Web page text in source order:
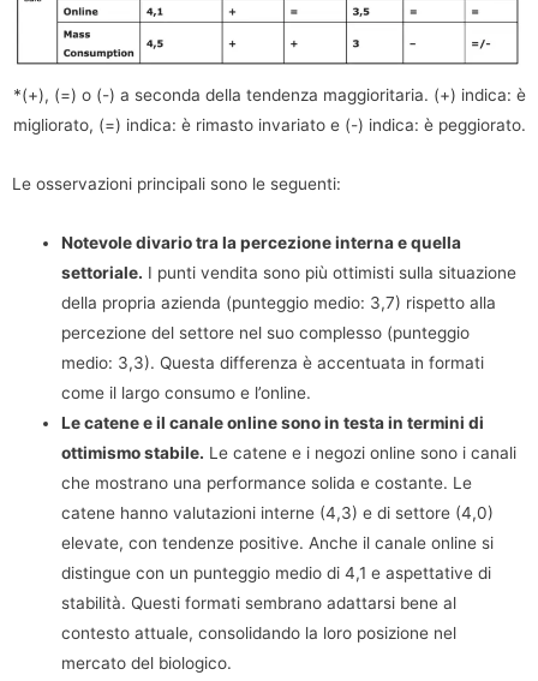
*(+), (=) o (-) a seconda della tendenza maggioritaria. (+) indica: è
migliorato, (=) indica: è rimasto invariato e (-) indica: è peggiorato.
Le osservazioni principali sono le seguenti:
Notevole divario tra la percezione interna e quella
settoriale. I punti vendita sono più ottimisti sulla situazione
della propria azienda (punteggio medio: 3,7) rispetto alla
percezione del settore nel suo complesso (punteggio
medio: 3,3). Questa differenza è accentuata in formati
come il largo consumo e l’online.
Le catene e il canale online sono in testa in termini di
ottimismo stabile. Le catene e i negozi online sono i canali
che mostrano una performance solida e costante. Le
catene hanno valutazioni interne (4,3) e di settore (4,0)
elevate, con tendenze positive. Anche il canale online si
distingue con un punteggio medio di 4,1 e aspettative di
stabilità. Questi formati sembrano adattarsi bene al
contesto attuale, consolidando la loro posizione nel
mercato del biologico.